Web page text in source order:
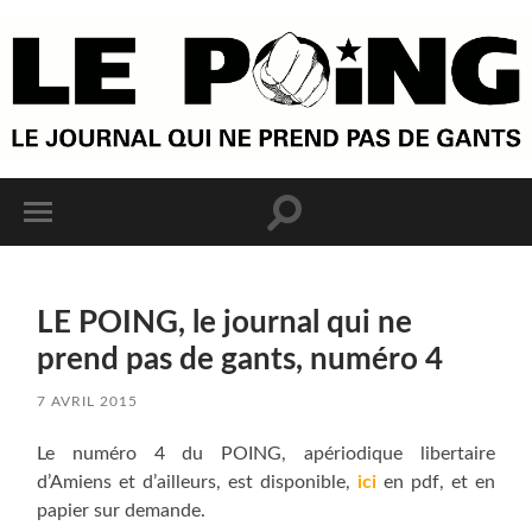
LE POING, le journal qui ne
prend pas de gants, numéro 4
7 AVRIL 2015
Le numéro 4 du POING, apériodique libertaire
d’Amiens et d’ailleurs, est disponible, icien pdf, et en
papier sur demande.